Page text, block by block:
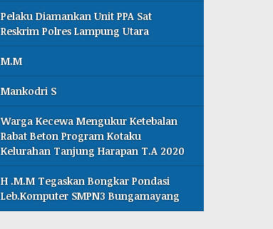
Pelaku Diamankan Unit PPA Sat
Reskrim Polres Lampung Utara
M.M
Mankodri S
Warga Kecewa Mengukur Ketebalan
Rabat Beton Program Kotaku
Kelurahan Tanjung Harapan T.A 2020
H .M.M Tegaskan Bongkar Pondasi
Leb.Komputer SMPN3 Bungamayang